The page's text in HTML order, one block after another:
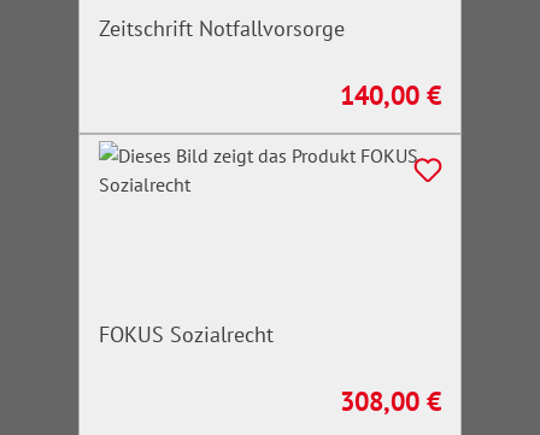
Zeitschrift Notfallvorsorge
Regulärer Preis:
140,00 €
FOKUS Sozialrecht
Regulärer Preis:
308,00 €